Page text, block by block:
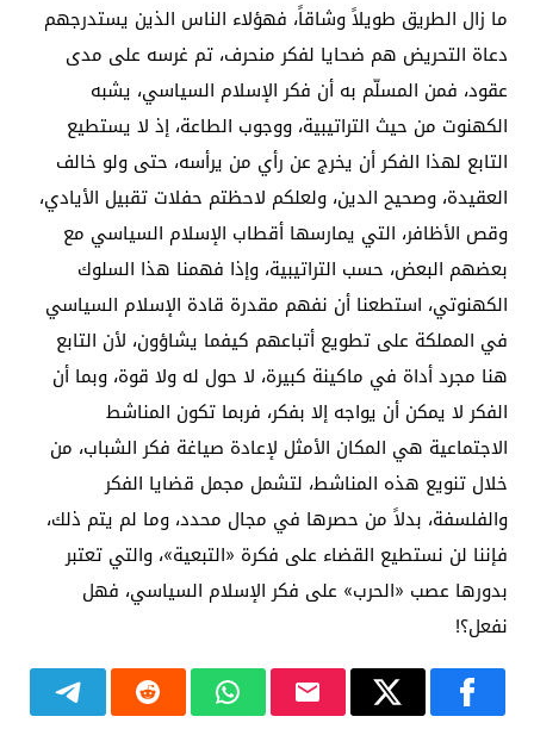
ما زال الطريق طويلاً وشاقاً، فهؤلاء الناس الذين يستدرجهم
دعاة التحريض هم ضحايا لفكر منحرف، تم غرسه على مدى
عقود، فمن المسلّم به أن فكر الإسلام السياسي، يشبه
الكهنوت من حيث التراتيبية، ووجوب الطاعة، إذ لا يستطيع
التابع لهذا الفكر أن يخرج عن رأي من يرأسه، حتى ولو خالف
العقيدة، وصحيح الدين، ولعلكم لاحظتم حفلات تقبيل الأيادي،
وقص الأظافر، التي يمارسها أقطاب الإسلام السياسي مع
بعضهم البعض، حسب التراتيبية، وإذا فهمنا هذا السلوك
الكهنوتي، استطعنا أن نفهم مقدرة قادة الإسلام السياسي
في المملكة على تطويع أتباعهم كيفما يشاؤون، لأن التابع
هنا مجرد أداة في ماكينة كبيرة، لا حول له ولا قوة، وبما أن
الفكر لا يمكن أن يواجه إلا بفكر، فربما تكون المناشط
الاجتماعية هي المكان الأمثل لإعادة صياغة فكر الشباب، من
خلال تنويع هذه المناشط، لتشمل مجمل قضايا الفكر
والفلسفة، بدلاً من حصرها في مجال محدد، وما لم يتم ذلك،
فإننا لن نستطيع القضاء على فكرة «التبعية»، والتي تعتبر
بدورها عصب «الحرب» على فكر الإسلام السياسي، فهل
نفعل؟!